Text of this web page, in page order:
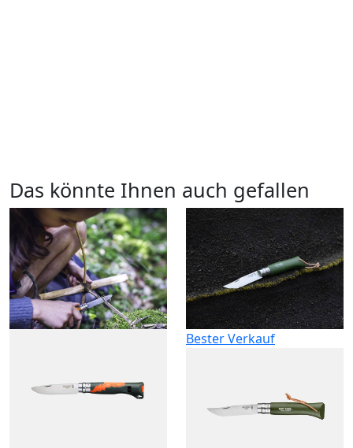
Das könnte Ihnen auch gefallen
Bester Verkauf